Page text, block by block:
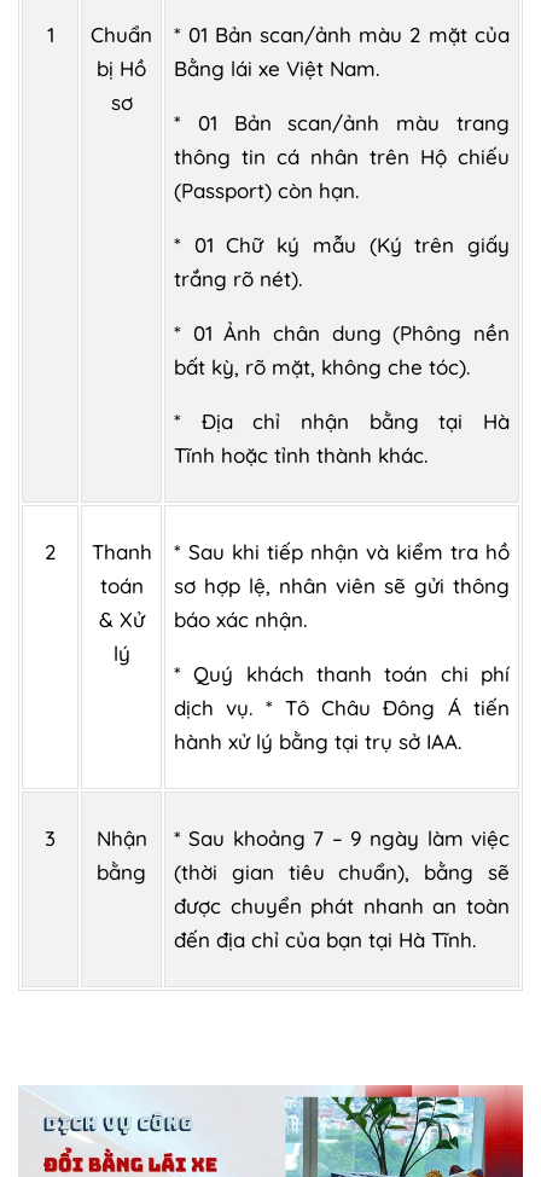
1
Chuẩn
bị Hồ
sơ
* 01 Bản scan/ảnh màu 2 mặt của
Bằng lái xe Việt Nam.
* 01 Bản scan/ảnh màu trang
thông tin cá nhân trên Hộ chiếu
(Passport) còn hạn.
* 01 Chữ ký mẫu (Ký trên giấy
trắng rõ nét).
* 01 Ảnh chân dung (Phông nền
bất kỳ, rõ mặt, không che tóc).
* Địa chỉ nhận bằng tại Hà
Tĩnh hoặc tỉnh thành khác.
2
Thanh
toán
& Xử
lý
* Sau khi tiếp nhận và kiểm tra hồ
sơ hợp lệ, nhân viên sẽ gửi thông
báo xác nhận.
* Quý khách thanh toán chi phí
dịch vụ. * Tô Châu Đông Á tiến
hành xử lý bằng tại trụ sở IAA.
3
Nhận
bằng
* Sau khoảng 7 – 9 ngày làm việc
(thời gian tiêu chuẩn), bằng sẽ
được chuyển phát nhanh an toàn
đến địa chỉ của bạn tại Hà Tĩnh.